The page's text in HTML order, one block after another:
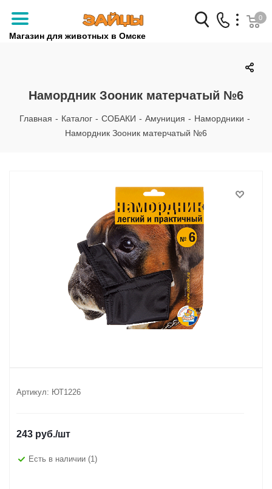
Магазин для животных в Омске
Заказать звонок
+7 (3812) 79-04-04
+7 (950) 959-88-32
0
Намордник Зооник матерчатый №6
Главная - Каталог - СОБАКИ - Амуниция - Намордники -
Намордник Зооник матерчатый №6
Артикул: ЮТ1226
243 руб./шт
Есть в наличии (1)